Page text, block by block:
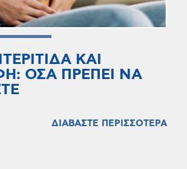
ΚΑΙ
ΟΣΑ ΠΡΕΠΕΙ ΝΑ
ΔΙΑΒΑΣΤΕ ΠΕΡΙΣΣΟΤΕΡΑ